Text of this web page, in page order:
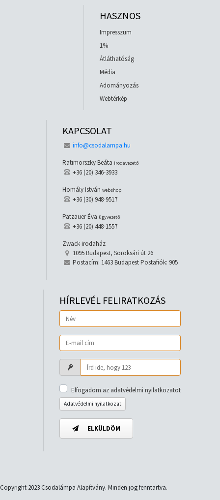
HASZNOS
Impresszum
1%
Átláthatóság
Média
Adományozás
Webtérkép
KAPCSOLAT
info@csodalampa.hu
Ratimorszky Beáta irodavezető
+36 (20) 346-3933
Homály István webshop
+36 (30) 948-9517
Patzauer Éva ügyvezető
+36 (20) 448-1557
Zwack irodaház
1095 Budapest, Soroksári út 26
Postacím: 1463 Budapest Postafiók: 905
HÍRLEVÉL FELIRATKOZÁS
Elfogadom az adatvédelmi nyilatkozatot
Adatvédelmi nyilatkozat
ELKÜLDÖM
Copyright 2023 Csodalámpa Alapítvány. Minden jog fenntartva.